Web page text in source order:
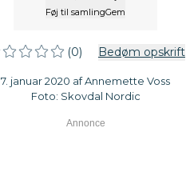
Føj til samlingGem
(0) Bedøm opskrift
7. januar 2020 af Annemette Voss
Foto: Skovdal Nordic